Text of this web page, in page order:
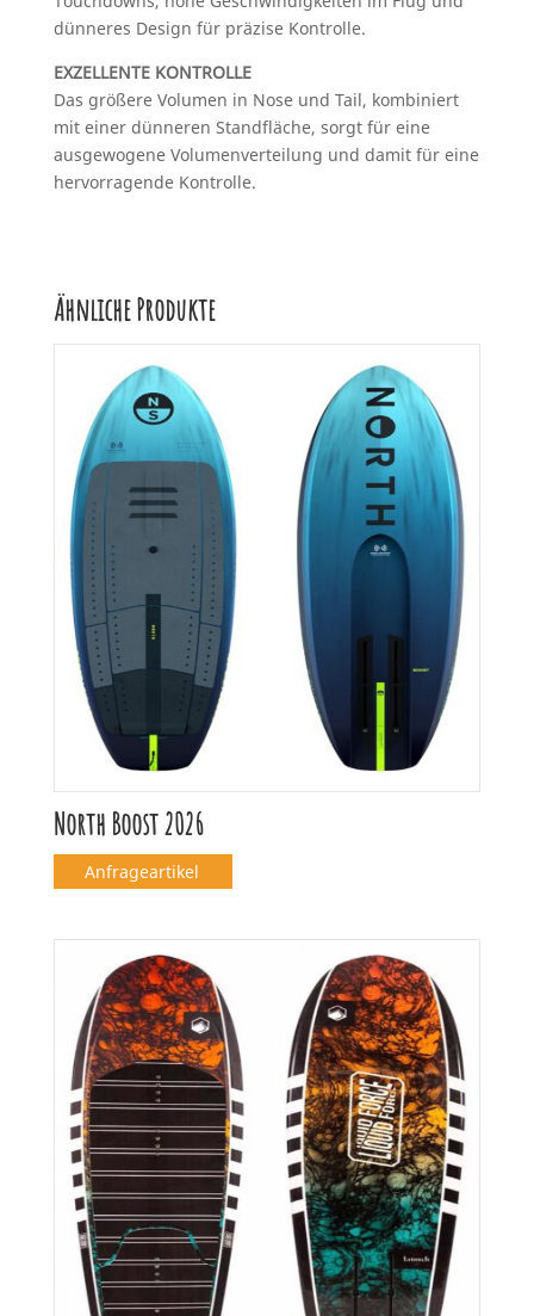
dünneres Design für präzise Kontrolle.
EXZELLENTE KONTROLLE
Das größere Volumen in Nose und Tail, kombiniert
mit einer dünneren Standfläche, sorgt für eine
ausgewogene Volumenverteilung und damit für eine
hervorragende Kontrolle.
Ähnliche Produkte
North Boost 2026
Anfrageartikel